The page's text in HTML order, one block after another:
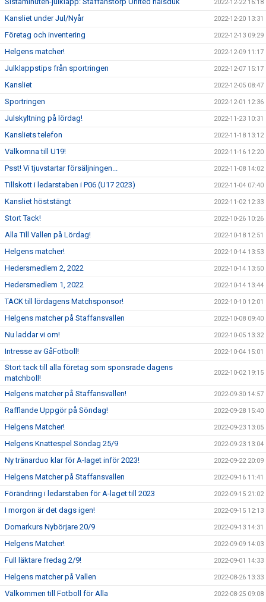
2022-12-22 16:18
Kansliet under Jul/Nyår 2022-12-20 13:31
Företag och inventering 2022-12-13 09:29
Helgens matcher! 2022-12-09 11:17
Julklappstips från sportringen 2022-12-07 15:17
Kansliet 2022-12-05 08:47
Sportringen 2022-12-01 12:36
Julskyltning på lördag! 2022-11-23 10:31
Kansliets telefon 2022-11-18 13:12
Välkomna till U19! 2022-11-16 12:20
Psst! Vi tjuvstartar försäljningen... 2022-11-08 14:02
Tillskott i ledarstaben i P06 (U17 2023) 2022-11-04 07:40
Kansliet höststängt 2022-11-02 12:33
Stort Tack! 2022-10-26 10:26
Alla Till Vallen på Lördag! 2022-10-18 12:51
Helgens matcher! 2022-10-14 13:53
Hedersmedlem 2, 2022 2022-10-14 13:50
Hedersmedlem 1, 2022 2022-10-14 13:44
TACK till lördagens Matchsponsor! 2022-10-10 12:01
Helgens matcher på Staffansvallen 2022-10-08 09:40
Nu laddar vi om! 2022-10-05 13:32
Intresse av GåFotboll! 2022-10-04 15:01
Stort tack till alla företag som sponsrade dagens
matchboll!
2022-10-02 19:15
Helgens matcher på Staffansvallen! 2022-09-30 14:57
Rafflande Uppgör på Söndag! 2022-09-28 15:40
Helgens Matcher! 2022-09-23 13:05
Helgens Knattespel Söndag 25/9 2022-09-23 13:04
Ny tränarduo klar för A-laget inför 2023! 2022-09-22 20:09
Helgens Matcher på Staffansvallen 2022-09-16 11:41
Förändring i ledarstaben för A-laget till 2023 2022-09-15 21:02
I morgon är det dags igen! 2022-09-15 12:13
Domarkurs Nybörjare 20/9 2022-09-13 14:31
Helgens Matcher! 2022-09-09 14:03
Full läktare fredag 2/9! 2022-09-01 14:33
Helgens matcher på Vallen 2022-08-26 13:33
Välkommen till Fotboll för Alla 2022-08-25 09:08